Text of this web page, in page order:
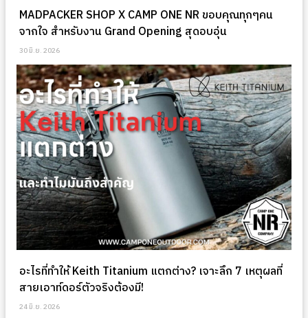
MADPACKER SHOP X CAMP ONE NR ขอบคุณทุกๆคน
จากใจ สำหรับงาน Grand Opening สุดอบอุ่น
30 มิ.ย. 2026
อะไรที่ทำให้ Keith Titanium แตกต่าง? เจาะลึก 7 เหตุผลที่
สายเอาท์ดอร์ตัวจริงต้องมี!
24 มิ.ย. 2026